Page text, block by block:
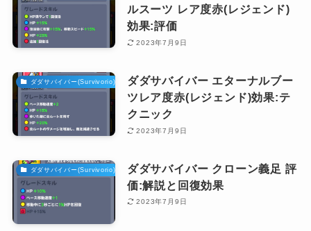
ルスーツ レア度赤(レジェンド)
効果:評価
2023年7月9日
ダダサバイバー(Survivorio)攻略ダダサバイバー エターナルブー
ツレア度赤(レジェンド)効果:テ
クニック
2023年7月9日
ダダサバイバー(Survivorio)攻略ダダサバイバー クローン義足 評
価:解説と回復効果
2023年7月9日